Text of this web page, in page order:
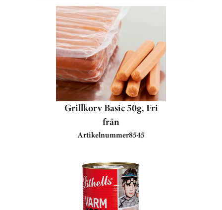
Grillkorv Basic 50g, Fri
från
Artikelnummer8545